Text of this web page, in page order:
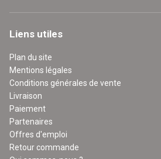
Liens utiles
Plan du site
Mentions légales
Conditions générales de vente
Livraison
Paiement
Partenaires
Offres d'emploi
Retour commande